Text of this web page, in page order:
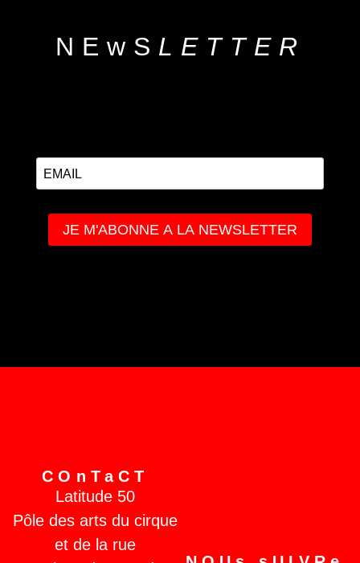
NEwS LETTER
COnTaCT
Latitude 50
Pôle des arts du cirque
et de la rue